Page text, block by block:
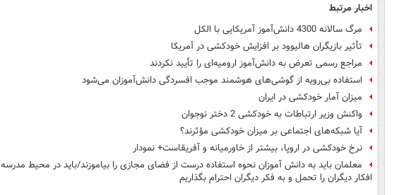
اخبار مرتبط
مرگ سالانه 4300 دانش‌آموز آمریکایی با الکل
تأثیر بازیگران هالیوود بر افزایش خودکشی در آمریکا
مراجع رسمی تعرض به دانش‌آموز ارومیه‌ای را تأیید نکردند
استفاده بی‌رویه از گوشی‌های هوشمند موجب افسردگی دانش‌آموزان می‌شود
میزان آمار خودکشی در ایران
واکنش وزیر ارتباطات به خودکشی 2 دختر نوجوان
آیا شبکه‌های اجتماعی بر میزان خودکشی مؤثرند؟
نرخ خودکشی در اروپا، بیشتر از خاورمیانه و آفریقاست+ نمودار
معلمان باید به دانش آموزان نحوه استفاده درست از فضای مجازی را بیاموزند/باید در محیط مدرسه
افکار دیگران را تحمل و به فکر دیگران احترام بگذاریم